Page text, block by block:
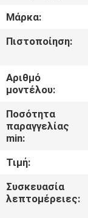
ΓΎΡΟΣ
ΠΟΙΟΤΙΚΌΣ
ΈΛΕΓΧΟΣ
ΜΑΣ
ΕΛΆΤΕ
ΣΕ
ΕΠΑΦΉ
Μάρκα:
Πιστοποίηση:
Αριθμό
μοντέλου:
Ποσότητα
παραγγελίας
min:
Τιμή:
Συσκευασία
λεπτομέρειες: